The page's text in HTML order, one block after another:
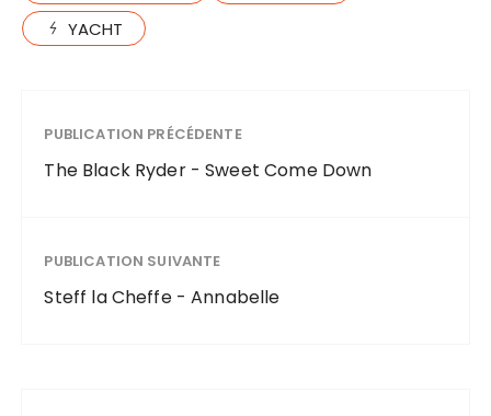
YACHT
PUBLICATION PRÉCÉDENTE
The Black Ryder - Sweet Come Down
PUBLICATION SUIVANTE
Steff la Cheffe - Annabelle